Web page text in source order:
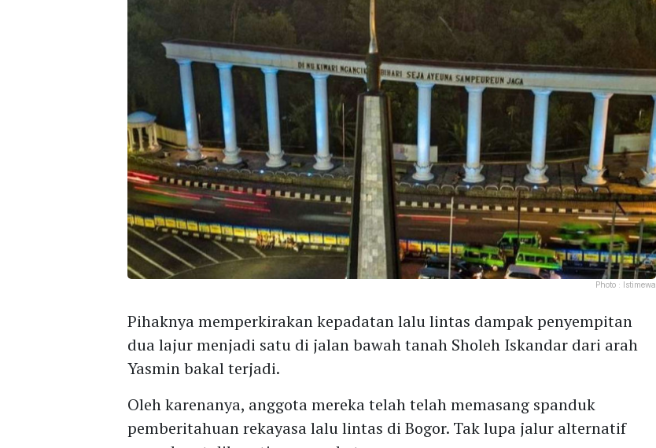
Photo : Istimewa
Pihaknya memperkirakan kepadatan lalu lintas dampak penyempitan
dua lajur menjadi satu di jalan bawah tanah Sholeh Iskandar dari arah
Yasmin bakal terjadi.
Oleh karenanya, anggota mereka telah telah memasang spanduk
pemberitahuan rekayasa lalu lintas di Bogor. Tak lupa jalur alternatif